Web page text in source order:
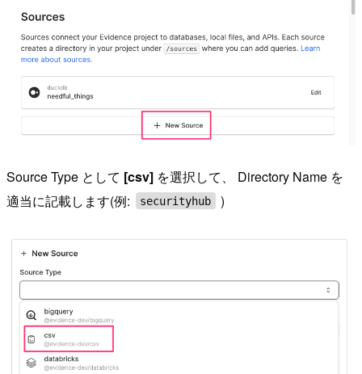
Source Type として [csv] を選択して、 Directory Name を
適当に記載します(例:
securityhub )